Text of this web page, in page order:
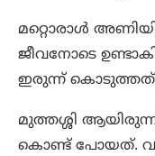
മറ്റൊരാൾ
ജീവനോടെ
ഇരുന്ന്
മുത്തശ്ശി
കൊണ്ട് പോയത്.